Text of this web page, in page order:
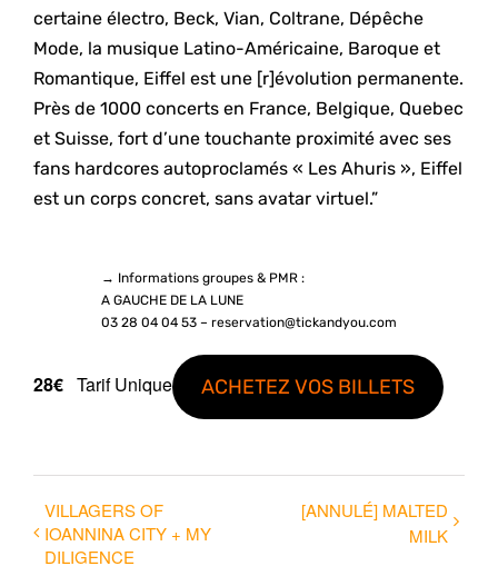
certaine électro, Beck, Vian, Coltrane, Dépêche
Mode, la musique Latino-Américaine, Baroque et
Romantique, Eiffel est une [r]évolution permanente.
Près de 1000 concerts en France, Belgique, Quebec
et Suisse, fort d’une touchante proximité avec ses
fans hardcores autoproclamés « Les Ahuris », Eiffel
est un corps concret, sans avatar virtuel.”
→ Informations groupes & PMR :
A GAUCHE DE LA LUNE
03 28 04 04 53 – reservation@tickandyou.com
28€ Tarif Unique ACHETEZ VOS BILLETS
VILLAGERS OF
IOANNINA CITY + MY
DILIGENCE
[ANNULÉ] MALTED
MILK